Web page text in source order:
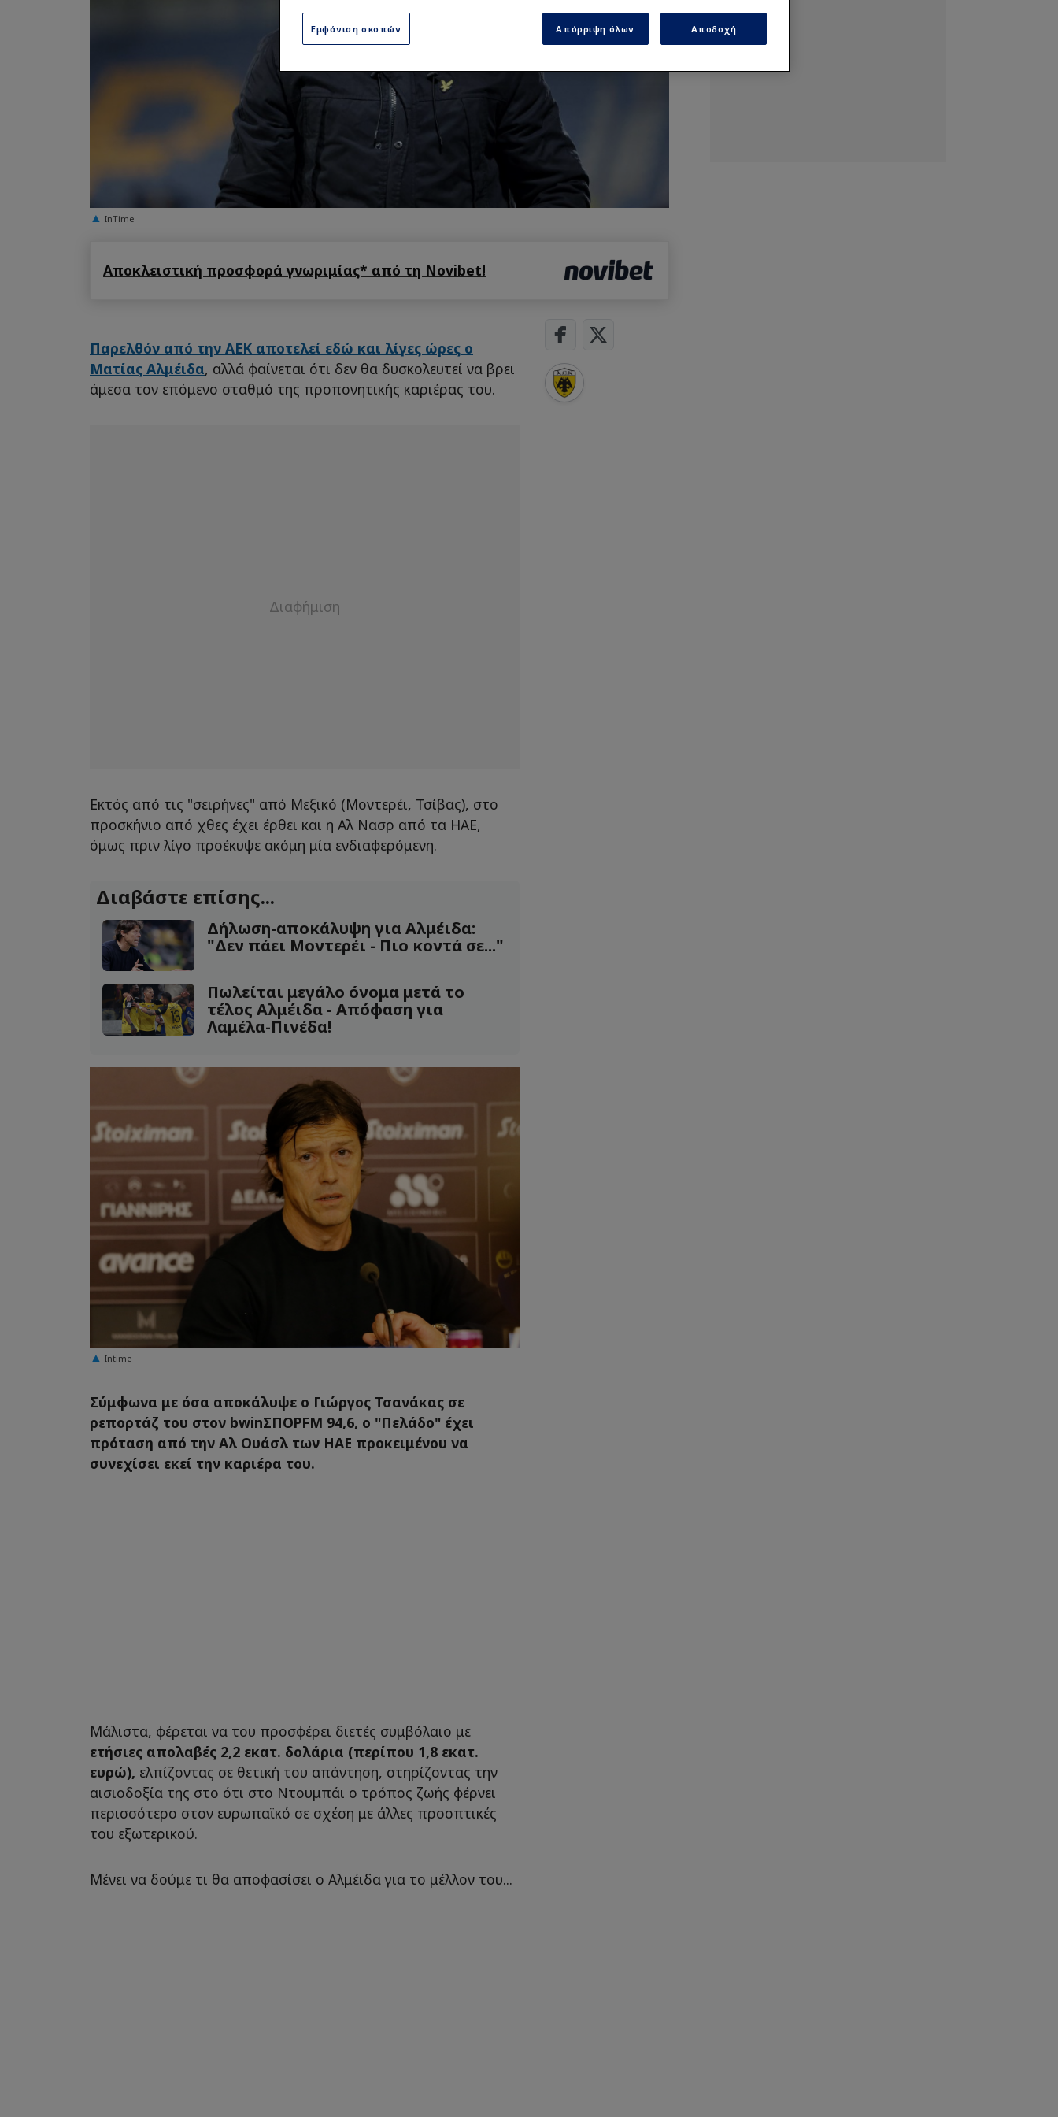
InTime
Αποκλειστική προσφορά γνωριμίας* από τη Novibet!
Παρελθόν από την ΑΕΚ αποτελεί εδώ και λίγες ώρες ο
Ματίας Αλμέιδα, αλλά φαίνεται ότι δεν θα δυσκολευτεί να βρει
άμεσα τον επόμενο σταθμό της προπονητικής καριέρας του.
Εκτός από τις "σειρήνες" από Μεξικό (Μοντερέι, Τσίβας), στο
προσκήνιο από χθες έχει έρθει και η Αλ Νασρ από τα ΗΑΕ,
όμως πριν λίγο προέκυψε ακόμη μία ενδιαφερόμενη.
Διαβάστε επίσης...
Δήλωση-αποκάλυψη για Αλμέιδα:
"Δεν πάει Μοντερέι - Πιο κοντά σε..."
Πωλείται μεγάλο όνομα μετά το
τέλος Αλμέιδα - Απόφαση για
Λαμέλα-Πινέδα!
Intime
Σύμφωνα με όσα αποκάλυψε ο Γιώργος Τσανάκας σε
ρεπορτάζ του στον bwinΣΠΟΡFM 94,6, ο "Πελάδο" έχει
πρόταση από την Αλ Ουάσλ των ΗΑΕ προκειμένου να
συνεχίσει εκεί την καριέρα του.
Μάλιστα, φέρεται να του προσφέρει διετές συμβόλαιο με
ετήσιες απολαβές 2,2 εκατ. δολάρια (περίπου 1,8 εκατ.
ευρώ), ελπίζοντας σε θετική του απάντηση, στηρίζοντας την
αισιοδοξία της στο ότι στο Ντουμπάι ο τρόπος ζωής φέρνει
περισσότερο στον ευρωπαϊκό σε σχέση με άλλες προοπτικές
του εξωτερικού.
Μένει να δούμε τι θα αποφασίσει ο Αλμέιδα για το μέλλον του...
Εμφάνιση σκοπών Απόρριψη όλων Αποδοχή